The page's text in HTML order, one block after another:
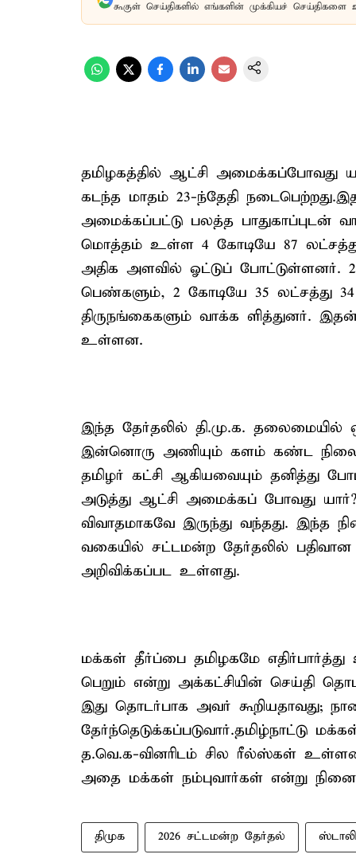
கூகுள் செய்திகளில் எங்களின் முக்கியச் செய்திகளை
தமிழகத்தில் ஆட்சி அமைக்கப்போவது
கடந்த மாதம் 23-ந்தேதி
அமைக்கப்பட்டு பலத்த பாதுகாப்புடன்
மொத்தம் உள்ள 4 கோடியே 87
அதிக அளவில் ஓட்டுப் போட்டுள்ளனர். 2
பெண்களும், 2 கோடியே 35 லட்சத்து
திருநங்கைகளும் வாக்க ளித்துனர்.
உள்ளன.
இந்த தேர்தலில் தி.மு.க. தலைமையில்
இன்னொரு அணியும் களம் கண்ட
தமிழர் கட்சி ஆகியவையும் தனித்து
அடுத்து ஆட்சி அமைக்கப் போவது யார்?
விவாதமாகவே இருந்து வந்தது. இந்த
வகையில் சட்டமன்ற தேர்தலில்
அறிவிக்கப்பட உள்ளது.
மக்கள் தீர்ப்பை தமிழகமே
பெறும் என்று அக்கட்சியின் செய்தி
இது தொடர்பாக அவர் கூறியதாவது;
தேர்ந்தெடுக்கப்படுவார்.தமிழ்நாட்டு
த.வெ.க-வினரிடம் சில ரீல்ஸ்கள்
அதை மக்கள் நம்புவார்கள் என்று
திமுக 2026 சட்டமன்ற தேர்தல்